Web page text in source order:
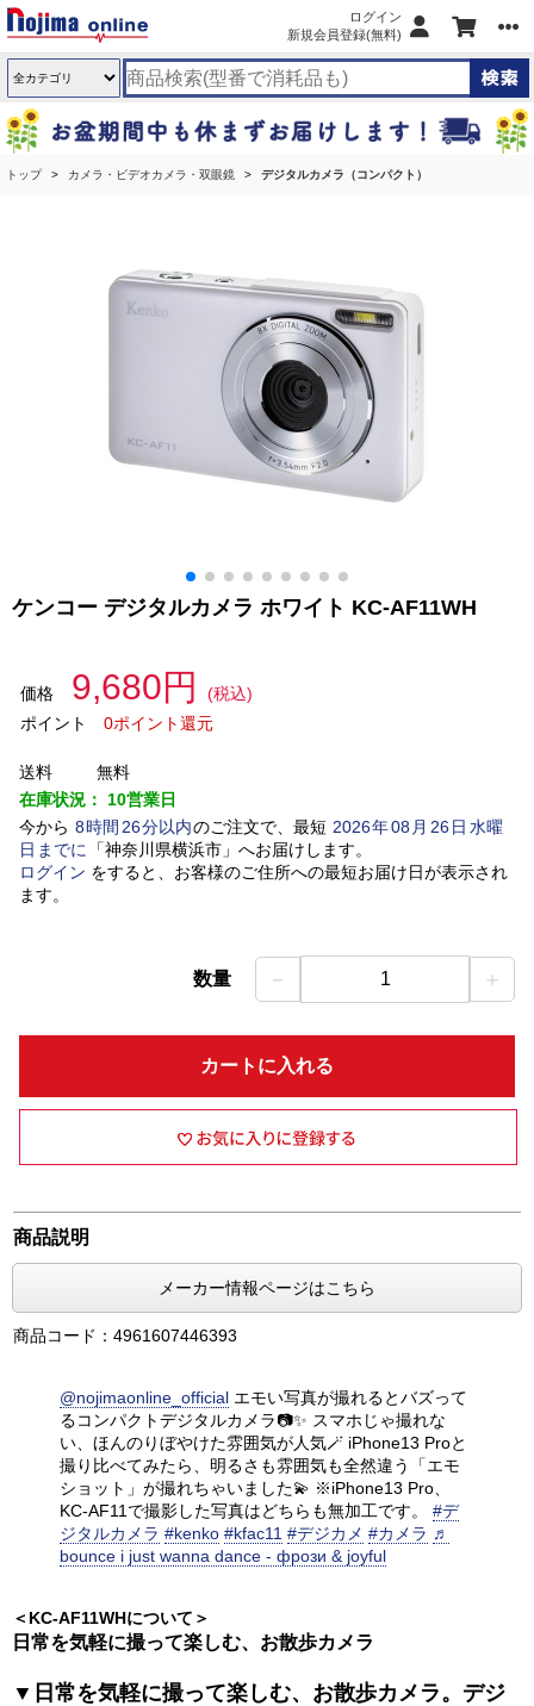
ログイン
新規会員登録(無料)
トップ カメラ・ビデオカメラ・双眼鏡 デジタルカメラ（コンパクト）
ケンコー デジタルカメラ ホワイト KC-AF11WH
価格 9,680円
(税込)
ポイント
0ポイント還元
送料
無料
在庫状況： 10営業日
今から 8時間 26分以内のご注文で、最短 2026年08 月 26日水曜
日 までに 「神奈川県横浜市」 へお届けします。
ログイン をすると、お客様のご住所への最短お届け日が表示され
ます。
数量 － 1 ＋
カートに入れる
商品説明
メーカー情報ページはこちら
商品コード：4961607446393
@nojimaonline_official エモい写真が撮れるとバズって
るコンパクトデジタルカメラ📷✨ スマホじゃ撮れな
い、ほんのりぼやけた雰囲気が人気🪄 iPhone13 Proと
撮り比べてみたら、明るさも雰囲気も全然違う「エモ
ショット」が撮れちゃいました💫 ※iPhone13 Pro、
KC-AF11で撮影した写真はどちらも無加工です。 #デ
ジタルカメラ #kenko #kfac11 #デジカメ #カメラ ♬
bounce i just wanna dance - фрози & joyful
＜KC-AF11WHについて＞
日常を気軽に撮って楽しむ、お散歩カメラ
▼日常を気軽に撮って楽しむ、お散歩カメラ。デジ